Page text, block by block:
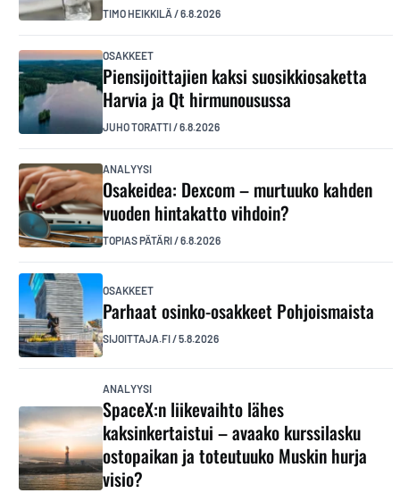
TIMO HEIKKILÄ /6.8.2026
OSAKKEET
Piensijoittajien kaksi suosikkiosaketta
Harvia ja Qt hirmunousussa
JUHO TORATTI/6.8.2026
ANALYYSI
Osakeidea: Dexcom – murtuuko kahden
vuoden hintakatto vihdoin?
TOPIAS PÄTÄRI/6.8.2026
OSAKKEET
Parhaat osinko-osakkeet Pohjoismaista
SIJOITTAJA.FI/5.8.2026
ANALYYSI
SpaceX:n liikevaihto lähes
kaksinkertaistui – avaako kurssilasku
ostopaikan ja toteutuuko Muskin hurja
visio?